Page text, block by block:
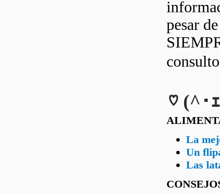
pesar
♡ (^･
La
Un
Las